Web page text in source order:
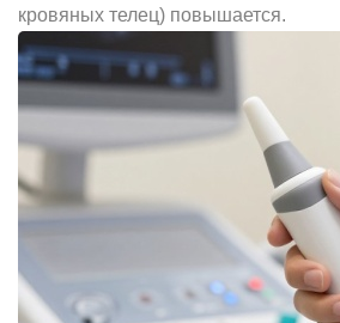
кровяных телец) повышается.